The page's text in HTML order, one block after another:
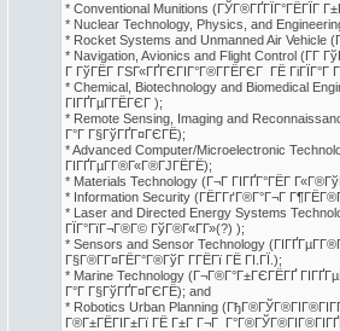
* Conventional Munitions (ГЎГ®ГҐГЇГ°ГЁГЇГ
* Nuclear Technology, Physics, and
* Rocket Systems and Unmanned Air Vehicle
* Navigation, Avionics and Flight Control (Г­Г
Г ГўГЁГ ГЅГ«ГҐГЄГІГ°Г®Г­ГЁГЄГ ГЁ ГіГЇГ°Г
* Chemical, Biotechnology and Biomedical
ГІГҐГµГ­ГЁГЄГ );
* Remote Sensing, Imaging and
Г°Г Г§ГўГҐГ¤ГЄГЁ);
* Advanced Computer/Microelectronic
ГІГҐГµГ­Г®Г«Г®ГЈГЁГЁ);
* Materials Technology (Г¬Г ГІГҐГ°ГЁГ
* Information Security (ГЁГ­ГґГ®Г°Г¬Г
* Laser and Directed Energy Systems
ГЇГ°ГїГ¬Г®Г© ГўГ®Г«Г­Г»(?) );
* Sensors and Sensor Technology
Г§Г®Г­Г¤ГЁГ°Г®ГўГ Г­ГЁГї ГЁ ГІ.ГЇ.);
* Marine Technology (Г¬Г®Г°Г±ГЄГЁГҐ
Г°Г Г§ГўГҐГ¤ГЄГЁ); and
* Robotics Urban Planning
Г®Г±ГЁГІГ±Гї ГЁ Г±Г Г¬Г